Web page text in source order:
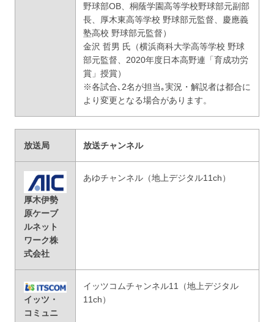
野球部OB、桐蔭学園高等学校野球部元副部
長、厚木東高等学校 野球部元監督、慶應義
塾高校 野球部元監督）
金沢 哲男 氏（横浜商科大学高等学校 野球
部元監督、2020年度日本高野連「育成功労
賞」授賞）
※各試合､2名が担当｡実況・解説者は都合に
より変更となる場合があります。
放送局 放送チャンネル
厚木伊勢
原ケーブ
ルネット
ワーク株
式会社
あゆチャンネル（地上デジタル11ch）
イッツ・
コミュニ
イッツコムチャンネル11（地上デジタル
11ch）